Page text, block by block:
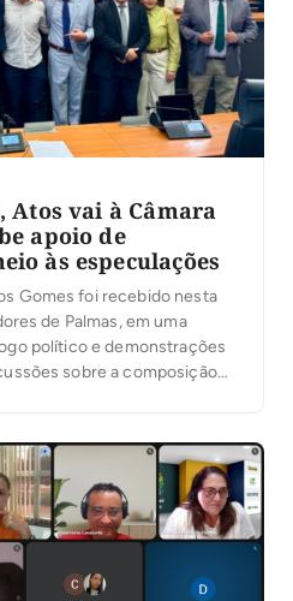
Atos vai à Câmara
apoio de
às especulações
Gomes foi recebido nesta
de Palmas, em uma
político e demonstrações
sobre a composição
manifestaram […]